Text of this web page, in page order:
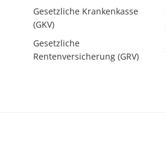
Gesetzliche Krankenkasse
(GKV)
Gesetzliche
Rentenversicherung (GRV)